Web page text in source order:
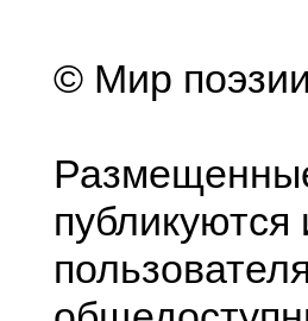
© Мир